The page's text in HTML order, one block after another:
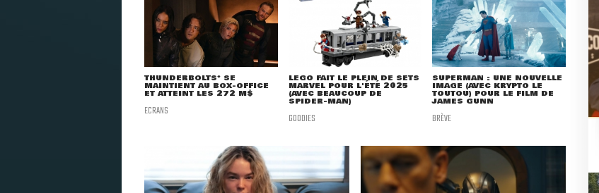
THUNDERBOLTS* SE
MAINTIENT AU BOX-OFFICE
ET ATTEINT LES 272 M$
ECRANS
LEGO FAIT LE PLEIN DE SETS
MARVEL POUR L'ÉTÉ 2025
(AVEC BEAUCOUP DE
SPIDER-MAN)
GOODIES
SUPERMAN : UNE NOUVELLE
IMAGE (AVEC KRYPTO LE
TOUTOU) POUR LE FILM DE
JAMES GUNN
BRÈVE